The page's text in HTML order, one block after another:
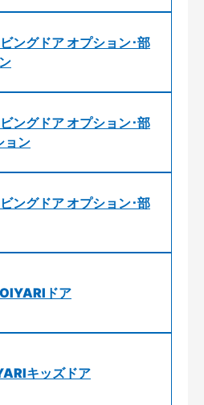
ングドア オプション･部
ングドア オプション･部
ョン
ングドア オプション･部
ドア
キッズドア